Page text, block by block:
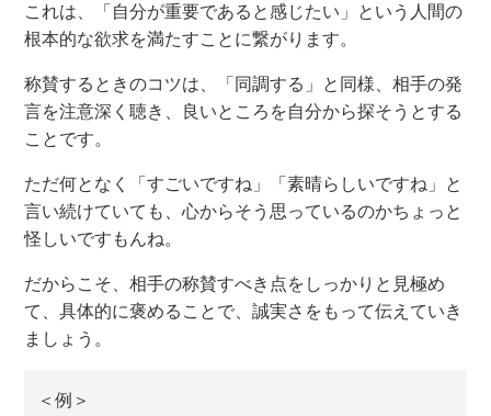
これは、「自分が重要であると感じたい」という人間の
根本的な欲求を満たすことに繋がります。
称賛するときのコツは、「同調する」と同様、相手の発
言を注意深く聴き、良いところを自分から探そうとする
ことです。
ただ何となく「すごいですね」「素晴らしいですね」と
言い続けていても、心からそう思っているのかちょっと
怪しいですもんね。
だからこそ、相手の称賛すべき点をしっかりと見極め
て、具体的に褒めることで、誠実さをもって伝えていき
ましょう。
＜例＞